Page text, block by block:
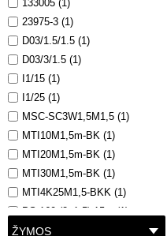
5907570022607 (1)
5907570022614 (1)
5907570025721 (1)
5907570026490 (1)
5907570026728 (1)
5907570027138 (1)
5907570027800 (1)
5907570027817 (1)
5907570027824 (1)
5907570028012 (1)
5907570028029 (1)
5907570028050 (1)
133005 (1)
23975-3 (1)
D03/1.5/1.5 (1)
D03/3/1.5 (1)
I1/15 (1)
I1/25 (1)
MSC-SC3W1,5M1,5 (1)
MTI10M1,5m-BK (1)
MTI20M1,5m-BK (1)
MTI30M1,5m-BK (1)
MTI4K25M1,5-BKK (1)
PS-160 (2x1.5) 15m (1)
PS-160 (2x1.5) IP44 15m (1)
ŽYMOS